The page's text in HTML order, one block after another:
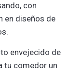
con
en diseños de
envejecido de
tu comedor un